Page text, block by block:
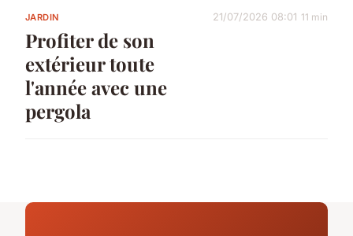
JARDIN
Profiter de son
extérieur toute
l'année avec une
pergola
21/07/2026 08:01 11 min